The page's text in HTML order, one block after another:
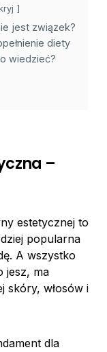
jest związek?
diety
wiedzieć?
–
estetycznej to
popularna
A wszystko
jesz, ma
skóry, włosów i
dla